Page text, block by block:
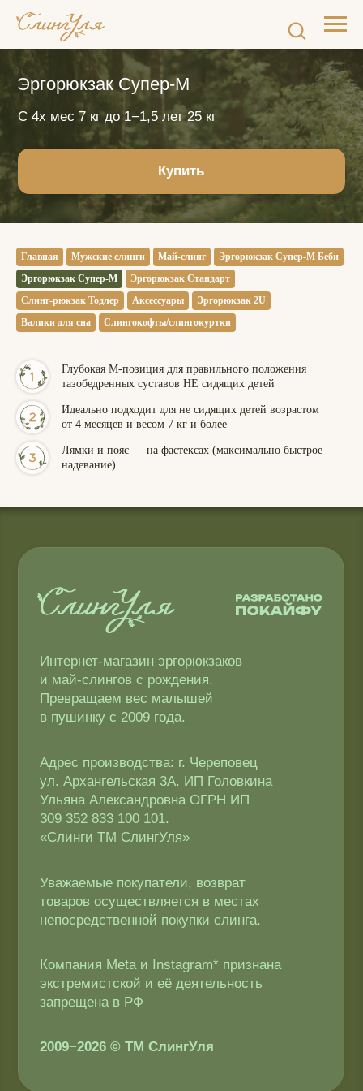
Эргорюкзак Супер-М
С 4х мес 7 кг до 1−1,5 лет 25 кг
Купить
Главная Мужские слинги Май-слинг
Эргорюкзак Супер-М Беби
Эргорюкзак Супер-М
Эргорюкзак Стандарт
Слинг-рюкзак Тодлер
Аксессуары
Эргорюкзак 2U
Валики для сна
Слингокофты/слингокуртки
Глубокая М-позиция для правильного положения
тазобедренных суставов НЕ сидящих детей
Идеально подходит для не сидящих детей возрастом
от 4 месяцев и весом 7 кг и более
Лямки и пояс — на фастексах (максимально быстрое
надевание)
Уважаемые покупатели, возврат
непосредственной покупки слинга.
Компания Meta и Instagram* признана
экстремистской и её деятельность
запрещена в РФ
309 352 833 100 101.
«Слинги ТМ СлингУля»
Публичная оферта
Интернет-магазин эргорюкзаков
Соглашение об использовании Cookie-файлов